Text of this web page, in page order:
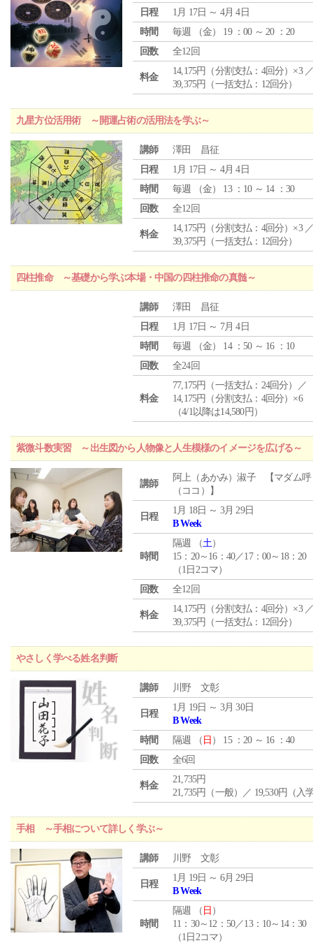
日程
1月 17日 ～ 4月 4日
時間
毎週 （金） 19 ：00 ～ 20 ：20
回数
全12回
料金
14,175円（分割支払：4回分）×3
39,375円（一括支払：12回分）
九星方位活用術 ～開運占術の活用法を学ぶ～
講師
澤田 昌征
日程
1月 17日 ～ 4月 4日
時間
毎週 （金） 13 ：10 ～ 14 ：30
回数
全12回
料金
14,175円（分割支払：4回分）×3
39,375円（一括支払：12回分）
四柱推命 ～基礎から学ぶ本場・中国の四柱推命の真髄～
講師
澤田 昌征
日程
1月 17日 ～ 7月 4日
時間
毎週 （金） 14 ：50 ～ 16 ：10
回数
全24回
料金
77,175円（一括支払：24回分）／
14,175円（分割支払：4回分）×6
（4/1以降は14,580円）
紫微斗数実習 ～出生図から人物像と人生模様のイメージを広げる～
講師
阿上（あかみ）淑子 【マダム呼
（ココ）】
日程
1月 18日 ～ 3月 29日
B Week
時間
隔週 （土）
15：20～16：40／17：00～18：20
（1日2コマ）
回数
全12回
料金
14,175円（分割支払：4回分）×3
39,375円（一括支払：12回分）
やさしく学べる姓名判断
講師 川野 文彰
日程
1月 19日 ～ 3月 30日
B Week
時間
隔週 （ 日 ） 15 ：20 ～ 16 ：40
回数
全6回
料金
21,735円
21,735円（一般）／ 19,530円（入
手相 ～手相について詳しく学ぶ～
講師 川野 文彰
日程
1月 19日 ～ 6月 29日
B Week
時間
隔週 （ 日 ）
11：30～12：50／13：10～14：30
（1日2コマ）